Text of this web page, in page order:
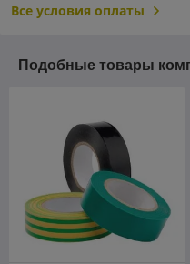
Все условия оплаты
Подобные товары